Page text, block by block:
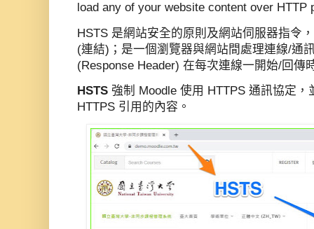
load any of your website content over HTTP
HSTS 是網站安全的原則及網站伺服器指令
(連結)；是一個瀏覽器與網站間處理連線/通
(Response Header) 在每次連線一開始/回傳
HSTS 強制 Moodle 使用 HTTPS 通訊協定
HTTPS 引用的內容。